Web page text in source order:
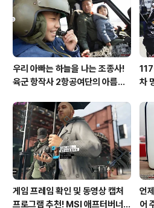
우리 아빠는 하늘을 나는 조종사!
육군 항작사 2항공여단의 아름다
차
게임 프레임 확인 및 동영상 캡처
프로그램 추천! MSI 애프터버너
언
어